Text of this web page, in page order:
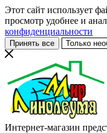
Этот сайт использует
просмотр удобнее и
конфиденциальности
Принять все Только
Интернет-магазин